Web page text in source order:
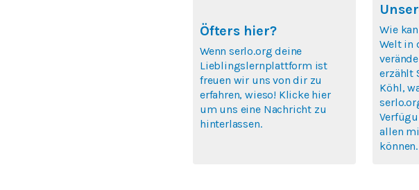
Öfters hier?
Wenn serlo.org deine
Lieblingslernplattform ist
freuen wir uns von dir zu
erfahren, wieso! Klicke hier
um uns eine Nachricht zu
hinterlassen.
Wie
Welt in
erzählt
Köhl,
allen
können.